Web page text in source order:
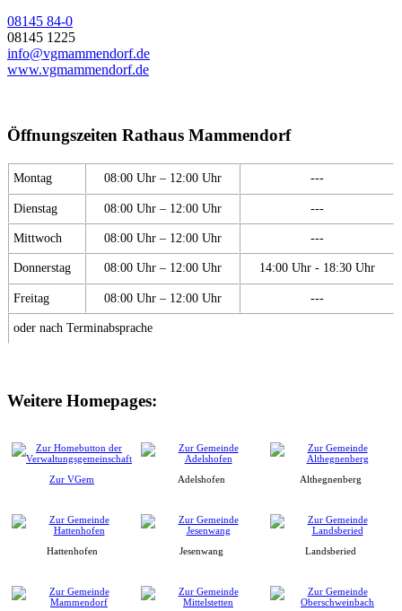
08145 84-0
08145 1225
info@vgmammendorf.de
www.vgmammendorf.de
Öffnungszeiten Rathaus Mammendorf
Montag 08:00 Uhr – 12:00 Uhr ---
Dienstag 08:00 Uhr – 12:00 Uhr ---
Mittwoch 08:00 Uhr – 12:00 Uhr ---
Donnerstag 08:00 Uhr – 12:00 Uhr 14:00 Uhr - 18:30 Uhr
Freitag 08:00 Uhr – 12:00 Uhr ---
oder nach Terminabsprache
Weitere Homepages:
Zur VGem Adelshofen Althegnenberg
Hattenhofen Jesenwang Landsberied